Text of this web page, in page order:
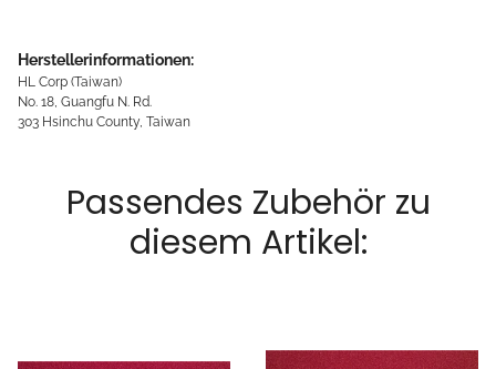
Herstellerinformationen:
HL Corp (Taiwan)
No. 18, Guangfu N. Rd.
303 Hsinchu County, Taiwan
Passendes Zubehör zu
diesem Artikel: